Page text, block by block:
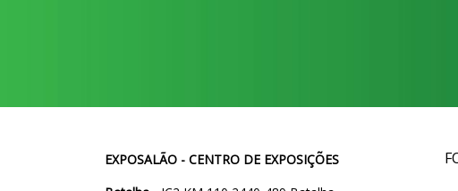
EXPOSALÃO - CENTRO DE EXPOSIÇÕES